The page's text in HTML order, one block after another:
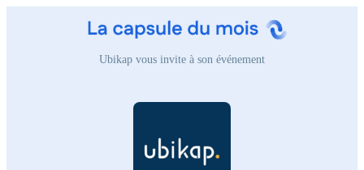
Ubikap vous invite à son événement